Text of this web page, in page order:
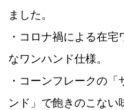
ました。
・コロナ禍による在
なワンハンド仕様。
・コーンフレークの
ンド」で飽きのこない